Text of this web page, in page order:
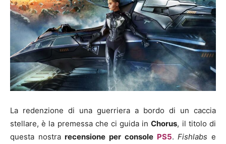
La redenzione di una guerriera a bordo di un caccia
stellare, è la premessa che ci guida inChorus, il titolo di
questa nostrarecensione per console PS5.Fishlabs e